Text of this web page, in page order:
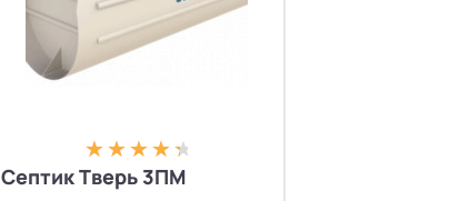
Септик Тверь 3ПМ